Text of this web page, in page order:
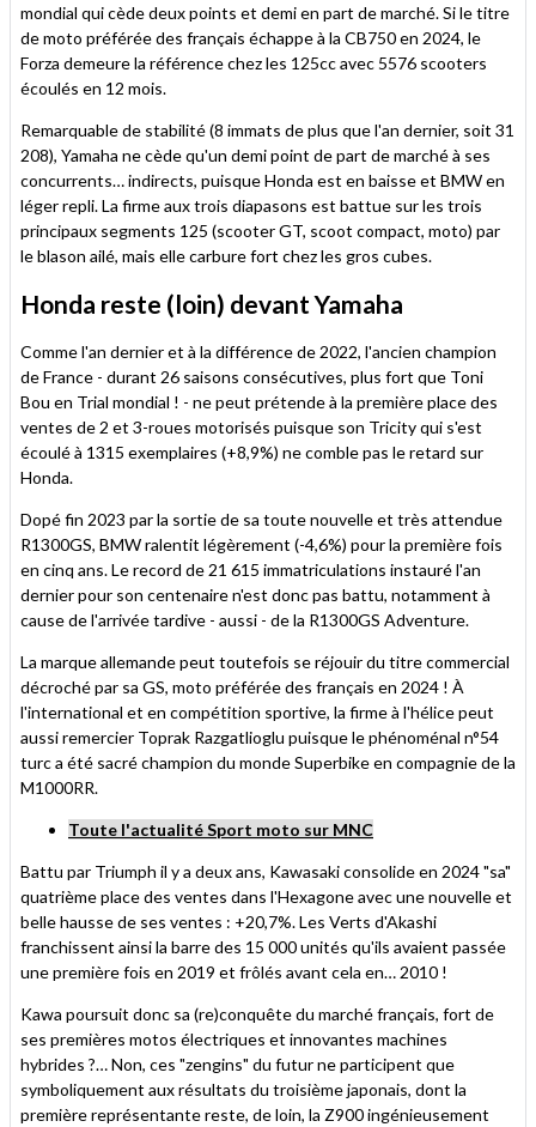
mondial qui cède deux points et demi en part de marché. Si le titre
de moto préférée des français échappe à la CB750 en 2024, le
Forza demeure la référence chez les 125cc avec 5576 scooters
écoulés en 12 mois.
Remarquable de stabilité (8 immats de plus que l'an dernier, soit 31
208), Yamaha ne cède qu'un demi point de part de marché à ses
concurrents… indirects, puisque Honda est en baisse et BMW en
léger repli. La firme aux trois diapasons est battue sur les trois
principaux segments 125 (scooter GT, scoot compact, moto) par
le blason ailé, mais elle carbure fort chez les gros cubes.
Honda reste (loin) devant Yamaha
Comme l'an dernier et à la différence de 2022, l'ancien champion
de France - durant 26 saisons consécutives, plus fort que Toni
Bou en Trial mondial ! - ne peut prétende à la première place des
ventes de 2 et 3-roues motorisés puisque son Tricity qui s'est
écoulé à 1315 exemplaires (+8,9%) ne comble pas le retard sur
Honda.
Dopé fin 2023 par la sortie de sa toute nouvelle et très attendue
R1300GS, BMW ralentit légèrement (-4,6%) pour la première fois
en cinq ans. Le record de 21 615 immatriculations instauré l'an
dernier pour son centenaire n'est donc pas battu, notamment à
cause de l'arrivée tardive - aussi - de la R1300GS Adventure.
La marque allemande peut toutefois se réjouir du titre commercial
décroché par sa GS, moto préférée des français en 2024 ! À
l'international et en compétition sportive, la firme à l'hélice peut
aussi remercier Toprak Razgatlioglu puisque le phénoménal n°54
turc a été sacré champion du monde Superbike en compagnie de la
M1000RR.
Toute l'actualité Sport moto sur MNC
Battu par Triumph il y a deux ans, Kawasaki consolide en 2024 "sa"
quatrième place des ventes dans l'Hexagone avec une nouvelle et
belle hausse de ses ventes : +20,7%. Les Verts d'Akashi
franchissent ainsi la barre des 15 000 unités qu'ils avaient passée
une première fois en 2019 et frôlés avant cela en… 2010 !
Kawa poursuit donc sa (re)conquête du marché français, fort de
ses premières motos électriques et innovantes machines
hybrides ?… Non, ces "zengins" du futur ne participent que
symboliquement aux résultats du troisième japonais, dont la
première représentante reste, de loin, la Z900 ingénieusement